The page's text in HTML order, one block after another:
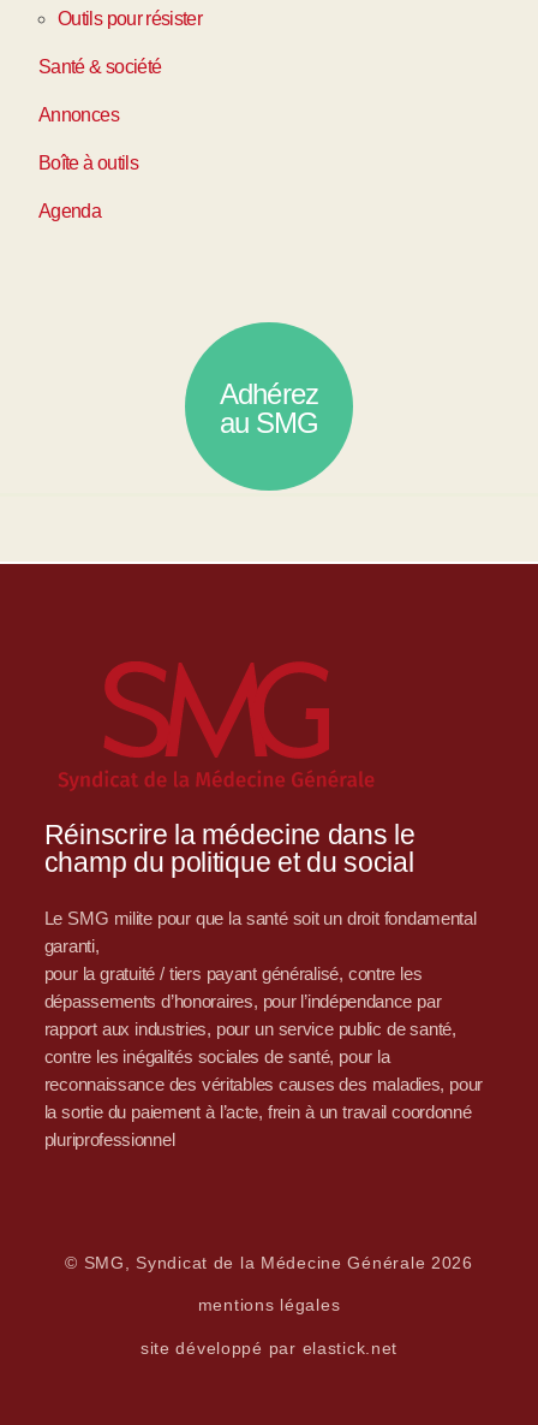
Outils pour résister
Santé & société
Annonces
Boîte à outils
Agenda
Adhérez
au SMG
Réinscrire la médecine dans le
champ du politique et du social
Le SMG milite pour que la santé soit un droit fondamental
garanti,
pour la gratuité / tiers payant généralisé, contre les
dépassements d’honoraires, pour l’indépendance par
rapport aux industries, pour un service public de santé,
contre les inégalités sociales de santé, pour la
reconnaissance des véritables causes des maladies, pour
la sortie du paiement à l’acte, frein à un travail coordonné
pluriprofessionnel
© SMG, Syndicat de la Médecine Générale 2026
mentions légales
site développé par elastick.net